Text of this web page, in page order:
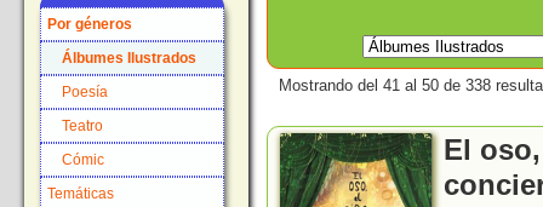
Por géneros
Álbumes Ilustrados
Poesía
Teatro
Cómic
Temáticas
Mostrando del 41 al 50 de 338
El